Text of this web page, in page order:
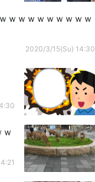
ｗｗｗｗｗｗｗｗｗ
2020/3/15(Su) 14:30